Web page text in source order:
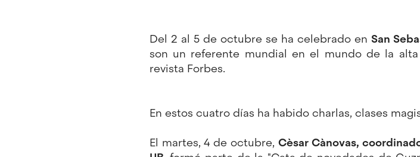
Del 2 al 5 de octubre se ha celebrado en San
son un referente mundial en el mundo de la
revista Forbes.
En estos cuatro días ha habido charlas, clases
El martes, 4 de octubre,Cèsar Cànovas,